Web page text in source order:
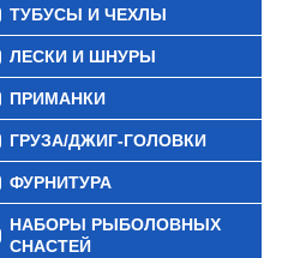
ТУБУСЫ И ЧЕХЛЫ
ЛЕСКИ И ШНУРЫ
ПРИМАНКИ
ГРУЗА/ДЖИГ-ГОЛОВКИ
ФУРНИТУРА
НАБОРЫ РЫБОЛОВНЫХ
СНАСТЕЙ